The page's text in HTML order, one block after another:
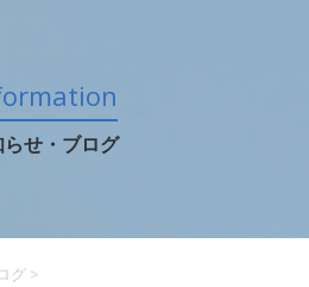
らせ・ブログ
グ >